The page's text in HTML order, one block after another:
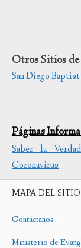
Otros Sitios
San Diego
Páginas
Saber la Verdad
Coronavirus
MAPA DEL SITIO
Contáctanos
Ministerio de